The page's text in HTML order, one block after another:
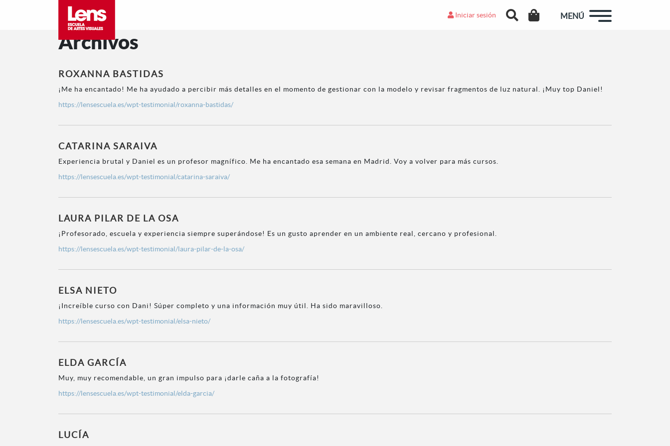
Iniciar sesión MENÚ
Archivos
ROXANNA BASTIDAS
¡Me ha encantado! Me ha ayudado a percibir más detalles en el momento de gestionar con la modelo y revisar fragmentos de luz natural. ¡Muy top Daniel!
https://lensescuela.es/wpt-testimonial/roxanna-bastidas/
CATARINA SARAIVA
Experiencia brutal y Daniel es un profesor magnífico. Me ha encantado esa semana en Madrid. Voy a volver para más cursos.
https://lensescuela.es/wpt-testimonial/catarina-saraiva/
LAURA PILAR DE LA OSA
¡Profesorado, escuela y experiencia siempre superándose! Es un gusto aprender en un ambiente real, cercano y profesional.
https://lensescuela.es/wpt-testimonial/laura-pilar-de-la-osa/
ELSA NIETO
¡Increíble curso con Dani! Súper completo y una información muy útil. Ha sido maravilloso.
https://lensescuela.es/wpt-testimonial/elsa-nieto/
ELDA GARCÍA
Muy, muy recomendable, un gran impulso para ¡darle caña a la fotografía!
https://lensescuela.es/wpt-testimonial/elda-garcia/
LUCÍA